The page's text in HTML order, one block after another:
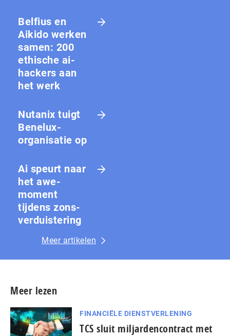
Belfius en
Aikido werken
samen: 200
ethische ai-
hackers aan
het werk
Nutanix tuigt
Benelux-
organisatie op
Ai speurt naar
het awe-
moment
tijdens zons­
ver­duis­te­ring
Meer artikelen
Meer lezen
FINANCIËLE DIENSTVERLENING
TCS sluit miljardencontract met